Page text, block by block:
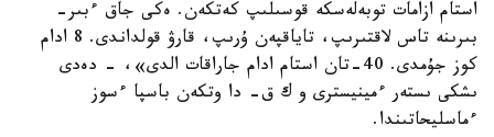
استام ازامات توبەلەسكە قوسىلىپ كەتكەن. ەكى جاق ءبىر-
بىرىنە تاس لاقتىرىپ، تاياقپەن ۇرىپ، قارۋ قولداندى. 8 ادام
كوز جۇمدى. 40-تان استام ادام جاراقات الدى»، - دەدى
ىشكى ىستەر ءمينيسترى و ك ق- دا وتكەن باسپا ءسوز
ءماسليحاتىندا.